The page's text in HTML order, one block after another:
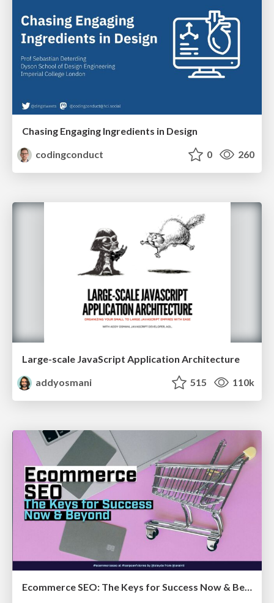
Chasing Engaging Ingredients in Design
codingconduct
0 260
Large-scale JavaScript Application Architecture
addyosmani
515 110k
Ecommerce SEO: The Keys for Success Now & Beyond - #SERPConf2024